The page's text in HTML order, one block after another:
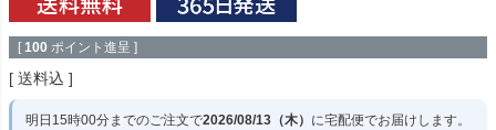
[ 100 ポイント進呈 ]
送料込
明日 15時00分までのご注文で2026/08/13（木） に宅配便でお届けします。